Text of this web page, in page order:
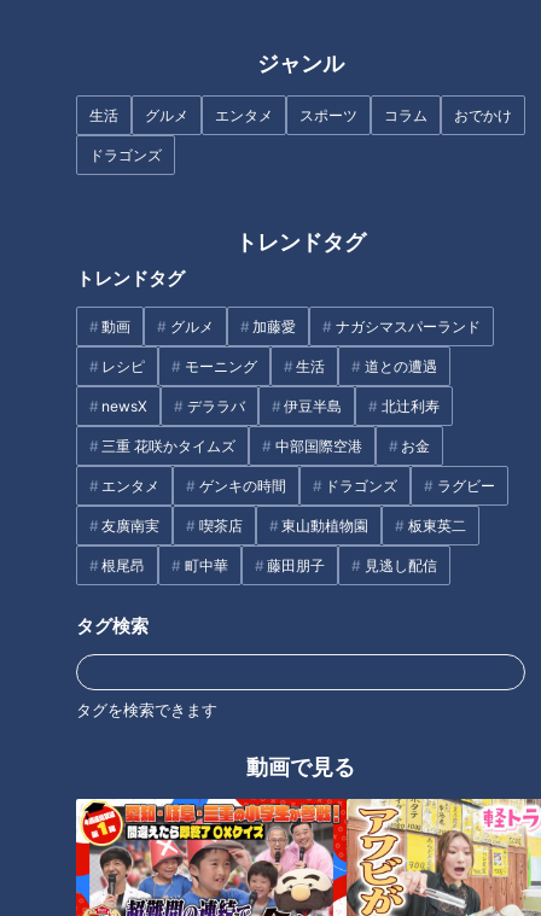
ジャンル
生活 グルメ エンタメ スポーツ コラム おでかけ
ドラゴンズ
トレンドタグ
トレンドタグ
動画 グルメ 加藤愛 ナガシマスパーランド
レシピ モーニング 生活 道との遭遇
newsX デララバ 伊豆半島 北辻利寿
三重 花咲かタイムズ 中部国際空港 お金
エンタメ ゲンキの時間 ドラゴンズ ラグビー
友廣南実 喫茶店 東山動植物園 板東英二
根尾昂 町中華 藤田朋子 見逃し配信
タグ検索
タグを検索できます
動画で見る
ばれた息子」第１３４話
定期配信型ドキュメンタリー特
別編「ピエロと呼ばれた息子」
20歳の魚鱗癬と闘う女性‥成人
式を迎えた今、思うこと～定期
配信型ドキュメンタリー「ピエ
ロと呼ばれた息子」第86話
自画像に変化が…５歳で自分の
呼ばれた息子」第６６話
難病・道化師様魚鱗癬と闘う父
と子の物語～定期配信型ドキュ
メンタリー「ピエロと呼ばれた
息子」第75話
生まれつき変形している手を自
由に使いたい…家でもリハビリ
頑張ります！定期配信型ドキュ
メンタリー「道化師様魚鱗癬」
ドキュメンタリー WEB限定
ピエロと呼ばれた息子
ドキュメンタリー
ピエロと呼ばれた息子